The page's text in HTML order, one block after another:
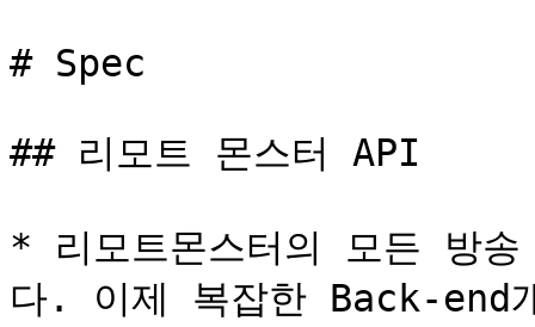
# Spec
## 리모트 몬스터 API
* 리모트몬스터의 모든 방
다. 이제 복잡한 Back-end